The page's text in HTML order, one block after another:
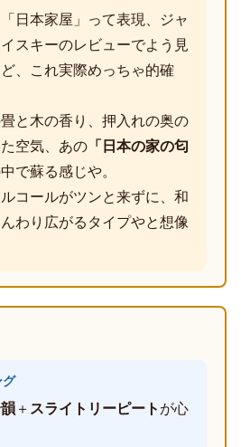
「日本家屋」って表現、ジャ
スキーのレビューでよう見
、これ実際めっちゃ的確
と木の香り、押入れの奥の
空気、あの 「日本の家の匂
で蘇る感じや。
コールがツンと来ずに、和
わり広がるタイプやと想像
グ
＋ スライトリーピート が心